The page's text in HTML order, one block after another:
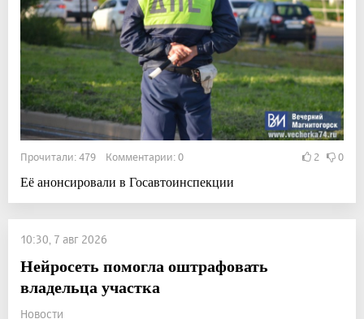
Прочитали: 479 Комментарии: 0 2 0
Её анонсировали в Госавтоинспекции
10:30, 7 авг 2026
Нейросеть помогла оштрафовать
владельца участка
Новости